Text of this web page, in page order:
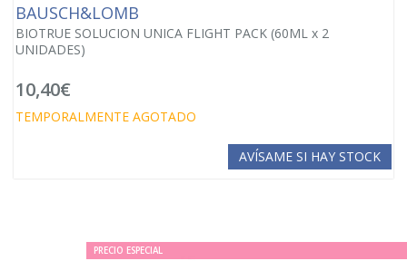
BAUSCH&LOMB
BIOTRUE SOLUCION UNICA FLIGHT PACK (60ML x 2
UNIDADES)
10,40€
TEMPORALMENTE AGOTADO
AVÍSAME SI HAY STOCK
PRECIO ESPECIAL